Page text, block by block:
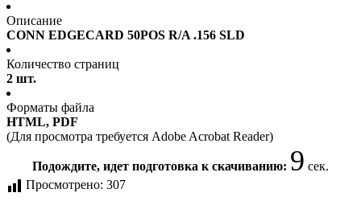
Описание
CONN EDGECARD 50POS R/A .156 SLD
Количество страниц
2 шт.
Форматы файла
HTML, PDF
(Для просмотра требуется Adobe Acrobat Reader)
Подождите, идет подготовка к скачиванию: 9 сек.
Просмотрено: 307